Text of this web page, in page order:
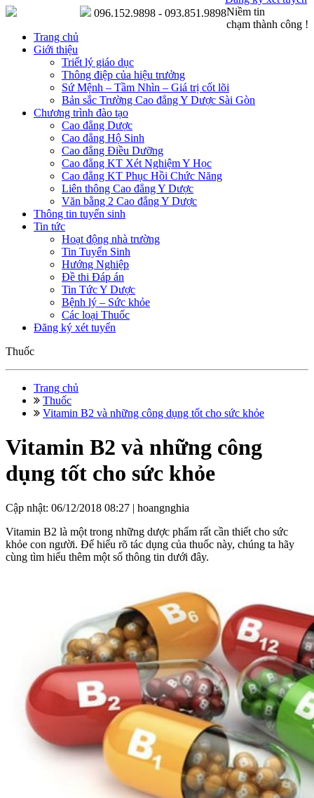
Niềm tin
chạm thành công !
096.152.9898 - 093.851.9898
Trang chủ
Giới thiệu
Triết lý giáo dục
Thông điệp của hiệu trưởng
Sứ Mệnh – Tầm Nhìn – Giá trị cốt lõi
Bản sắc Trường Cao đẳng Y Dược Sài Gòn
Chương trình đào tạo
Cao đẳng Dược
Cao đẳng Hộ Sinh
Cao đẳng Điều Dưỡng
Cao đẳng KT Xét Nghiệm Y Học
Cao đẳng KT Phục Hồi Chức Năng
Liên thông Cao đẳng Y Dược
Văn bằng 2 Cao đẳng Y Dược
Thông tin tuyển sinh
Tin tức
Hoạt động nhà trường
Tin Tuyển Sinh
Hướng Nghiệp
Đề thi Đáp án
Tin Tức Y Dược
Bệnh lý – Sức khỏe
Các loại Thuốc
Đăng ký xét tuyển
Thuốc
Trang chủ
Thuốc
Vitamin B2 và những công dụng tốt cho sức khỏe
Vitamin B2 và những công
dụng tốt cho sức khỏe
Cập nhật: 06/12/2018 08:27 | hoangnghia
Vitamin B2 là một trong những dược phẩm rất cần thiết cho sức
khỏe con người. Để hiểu rõ tác dụng của thuốc này, chúng ta hãy
cùng tìm hiểu thêm một số thông tin dưới đây.